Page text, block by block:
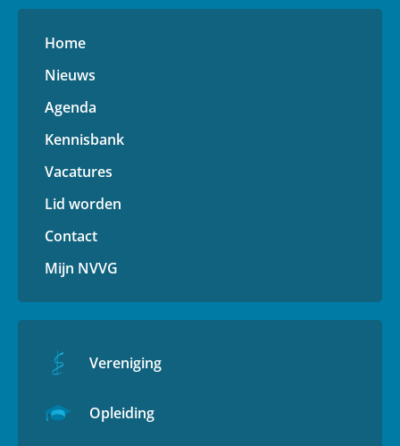
Home
Nieuws
Agenda
Kennisbank
Vacatures
Lid worden
Contact
Mijn NVVG
Vereniging
Opleiding